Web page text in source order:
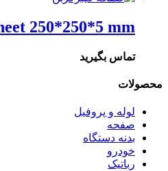
250*250*5 mm
تماس بگیرید
محصولات
لوله و پروفیل
صفحه
بدنه دستگاه
خودرو
رباتیک